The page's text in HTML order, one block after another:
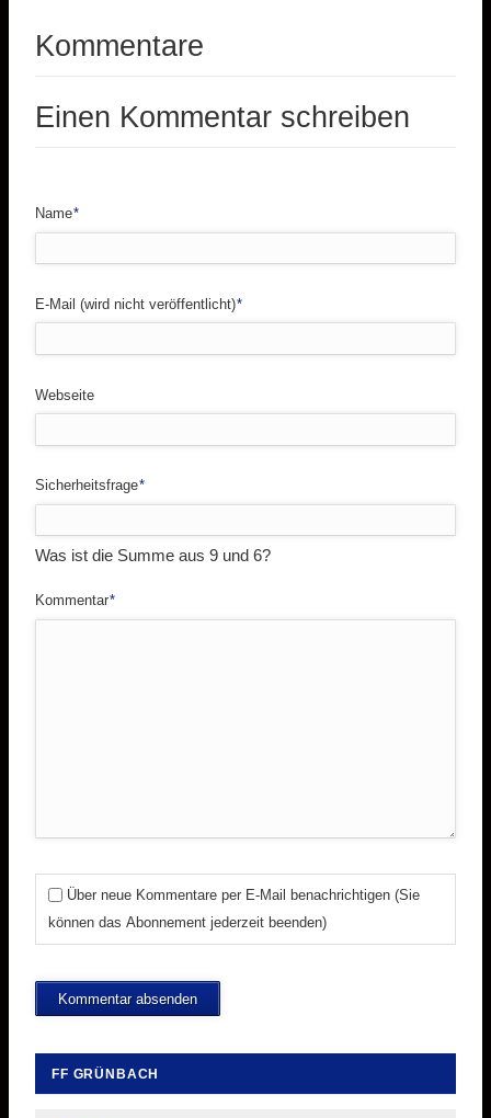
Kommentare
Einen Kommentar schreiben
Pflichtfeld
Name*
Pflichtfeld
E-Mail (wird nicht veröffentlicht)*
Webseite
Pflichtfeld
Sicherheitsfrage*
Was ist die Summe aus 9 und 6?
Pflichtfeld
Kommentar*
Über neue Kommentare per E-Mail benachrichtigen (Sie
können das Abonnement jederzeit beenden)
Kommentar absenden
FF GRÜNBACH